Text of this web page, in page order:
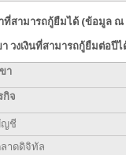
สามารถกู้ยืมได้ (ข้อมูล ณ
วงเงินที่สามารถกู้ยืมต่อปี
า
กิจ
ญชี
าดดิจิทัล